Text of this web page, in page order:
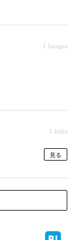
1 Images
1 links
見る